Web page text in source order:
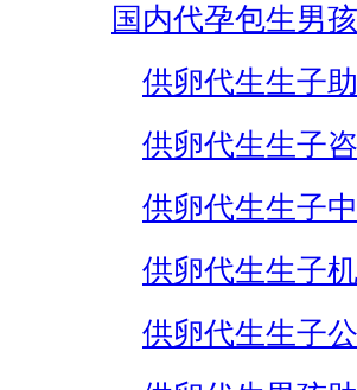
国内代孕包生男
供卵代生生子
供卵代生生子
供卵代生生子
供卵代生生子
供卵代生生子